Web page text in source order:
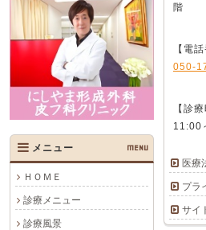
メニュー MENU
ＨＯＭＥ
診療メニュー
診療風景
階
【電
050-
【診
11:00
医療
プラ
サイ